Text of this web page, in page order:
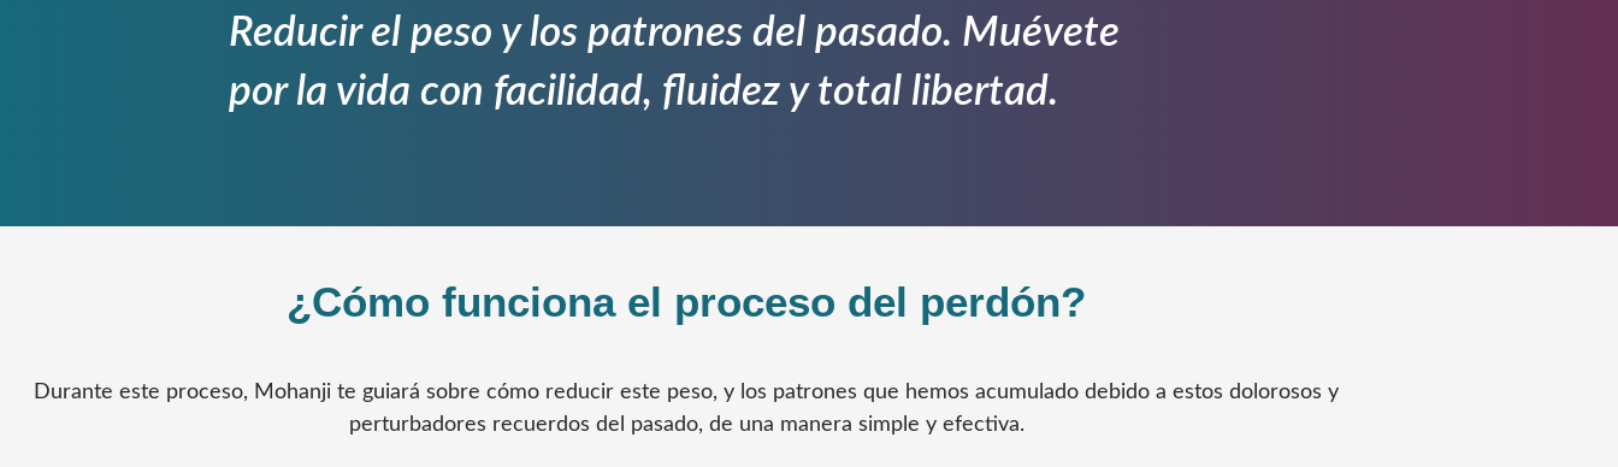
Reducir el peso y los patrones del pasado. Muévete
por la vida con facilidad, fluidez y total libertad.
¿Cómo funciona el proceso del perdón?
Durante este proceso, Mohanji te guiará sobre cómo reducir este peso, y los patrones que hemos acumulado debido a estos dolorosos y
perturbadores recuerdos del pasado, de una manera simple y efectiva.